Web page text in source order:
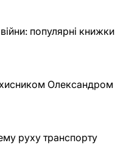
популярні книжки
Олександром
руху транспорту